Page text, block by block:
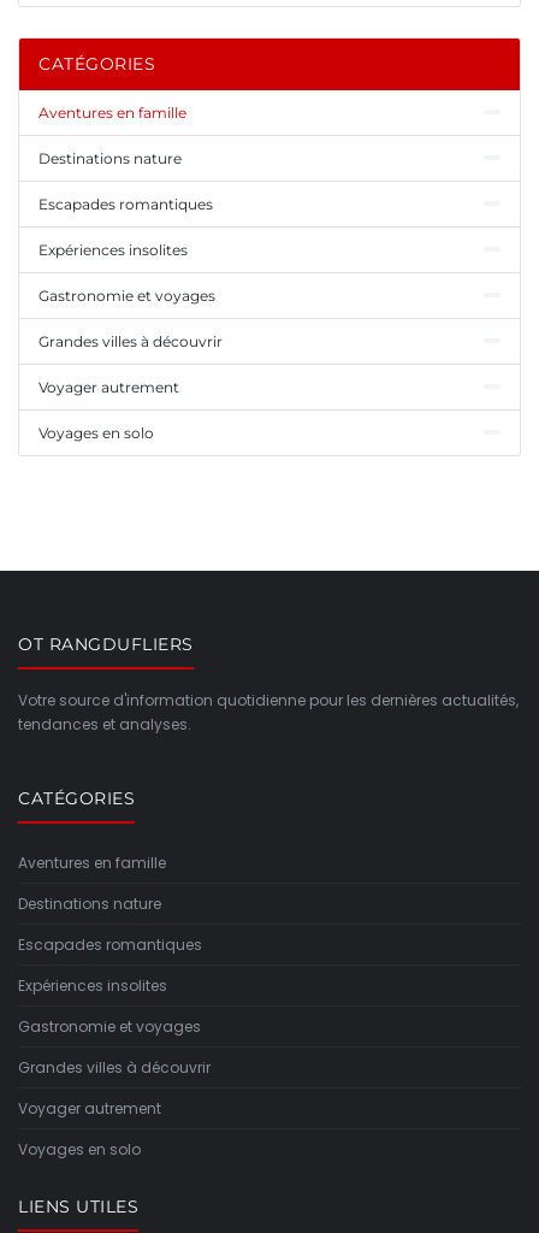
CATÉGORIES
Aventures en famille
Destinations nature
Escapades romantiques
Expériences insolites
Gastronomie et voyages
Grandes villes à découvrir
Voyager autrement
Voyages en solo
OT RANGDUFLIERS
Votre source d'information quotidienne pour les dernières actualités,
tendances et analyses.
CATÉGORIES
Aventures en famille
Destinations nature
Escapades romantiques
Expériences insolites
Gastronomie et voyages
Grandes villes à découvrir
Voyager autrement
Voyages en solo
LIENS UTILES